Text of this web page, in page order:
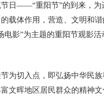
日——“重阳节”的到来，为
载体作用，营造、文明和
影”为主题的重阳节观影活
为切入点，即弘扬中华民
文晖地区居民群众的精神